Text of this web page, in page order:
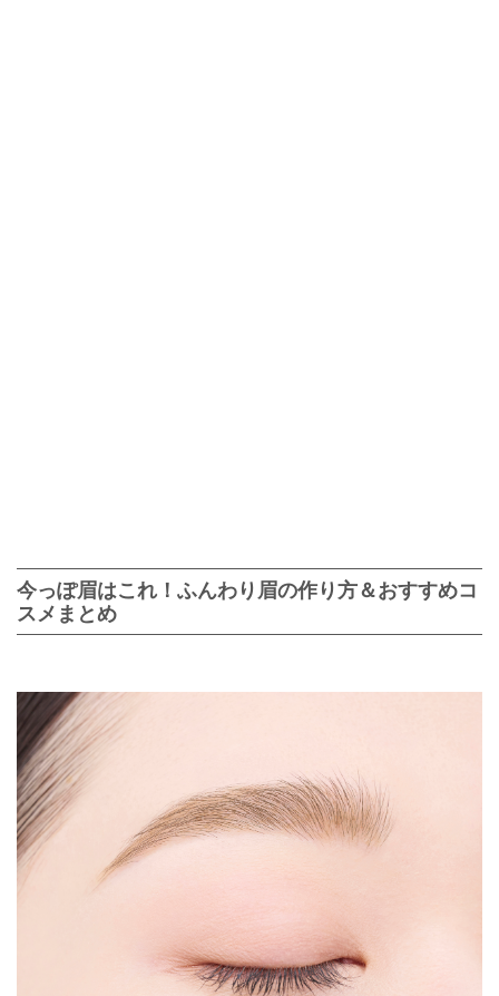
今っぽ眉はこれ！ふんわり眉の作り方＆おすすめコ
スメまとめ